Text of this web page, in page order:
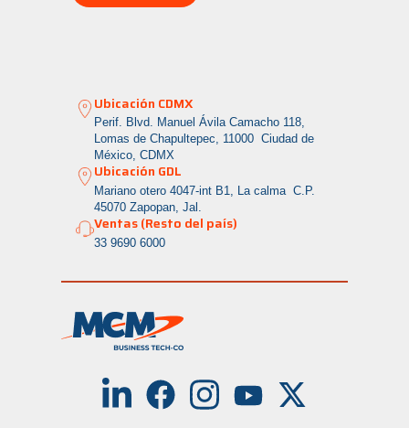
Ubicación CDMX
Perif. Blvd. Manuel Ávila Camacho 118,
Lomas de Chapultepec, 11000 Ciudad de
México, CDMX
Ubicación GDL
Mariano otero 4047-int B1, La calmaC.P.
45070 Zapopan, Jal.
Ventas (Resto del país)
33 9690 6000